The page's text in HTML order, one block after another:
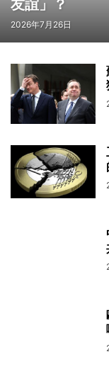
友誼」？
2026年7月26日